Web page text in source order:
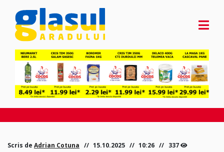
Scris de Adrian Cotuna 15.10.2025 10:26 337